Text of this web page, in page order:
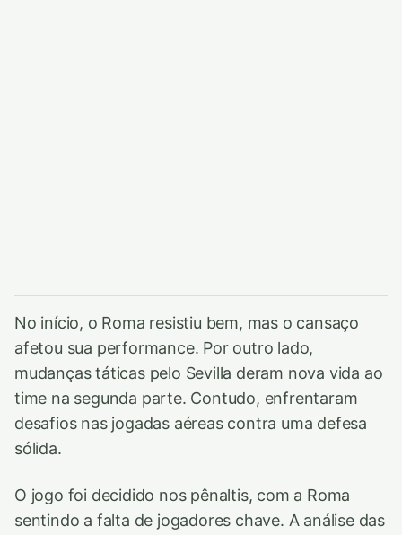
No início, o Roma resistiu bem, mas o cansaço
afetou sua performance. Por outro lado,
mudanças táticas pelo Sevilla deram nova vida ao
time na segunda parte. Contudo, enfrentaram
desafios nas jogadas aéreas contra uma defesa
sólida.
O jogo foi decidido nos pênaltis, com a Roma
sentindo a falta de jogadores chave. A análise das